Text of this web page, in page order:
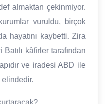
almaktan çekinmiyor.
vuruldu, birçok
hayatını kaybetti. Zira
kâfirler tarafından
ve iradesi ABD ile